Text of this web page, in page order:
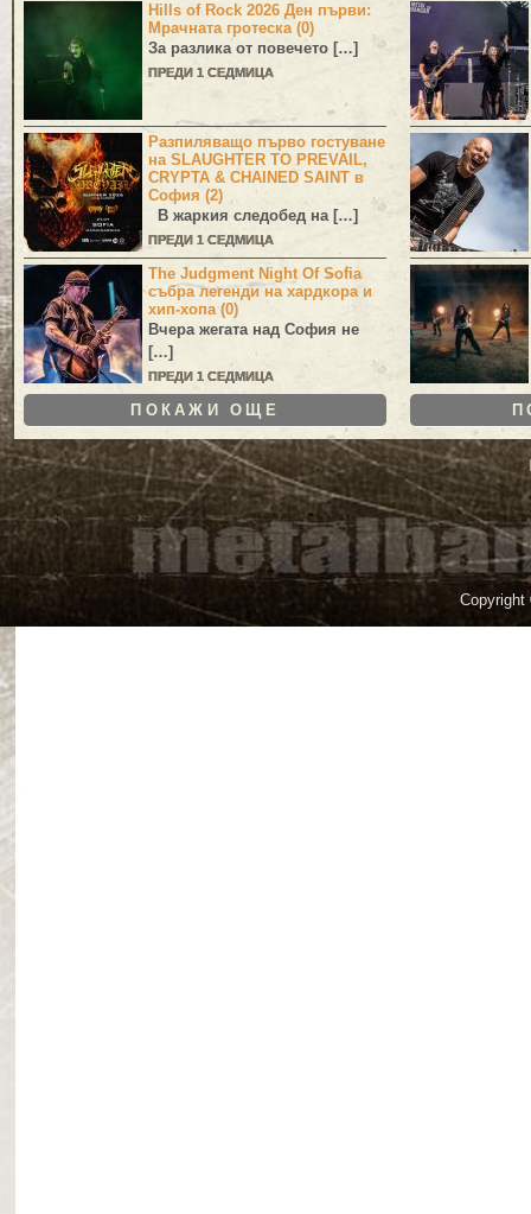
Hills of Rock 2026 Ден първи:
Мрачната гротеска (0)
За разлика от повечето […]
ПРЕДИ 1 СЕДМИЦА
Разпиляващо първо гостуване
на SLAUGHTER TO PREVAIL,
CRYPTA & CHAINED SAINT в
София (2)
В жаркия следобед на […]
ПРЕДИ 1 СЕДМИЦА
The Judgment Night Of Sofia
събра легенди на хардкора и
хип-хопа (0)
Вчера жегата над София не
[…]
ПРЕДИ 1 СЕДМИЦА
ПОКАЖИ ОЩЕ